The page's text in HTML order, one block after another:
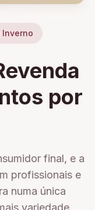
por
final, e a
profissionais e
numa única
variedade,